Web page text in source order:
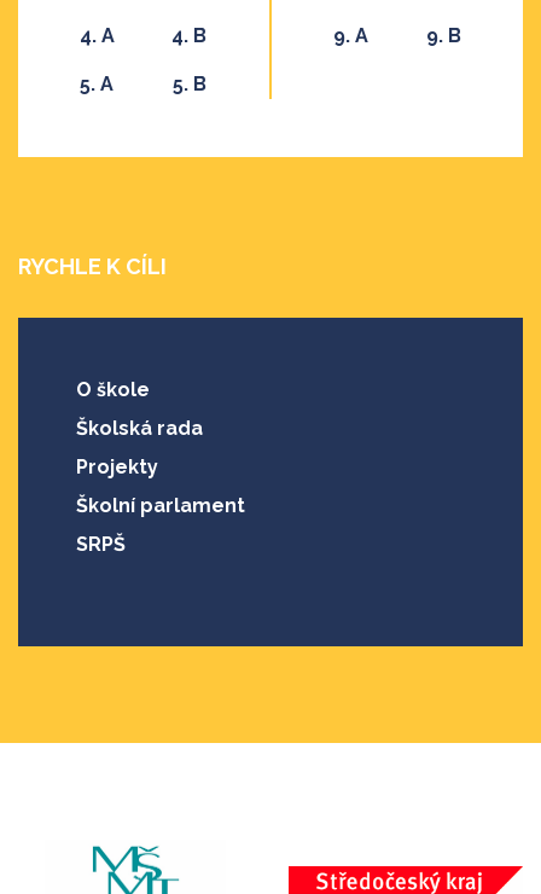
4. A 4. B
5. A 5. B
9. A 9. B
RYCHLE K CÍLI
O škole
Školská rada
Projekty
Školní parlament
SRPŠ